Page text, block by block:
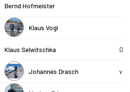
Bernd Hofmeister
Klaus Vogl
Klaus Selwitschka
Johannes Drasch